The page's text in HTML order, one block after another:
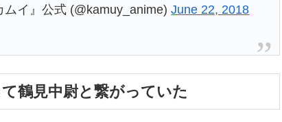
イ』公式 (@kamuy_anime)June 22, 2018
鶴見中尉と繋がっていた